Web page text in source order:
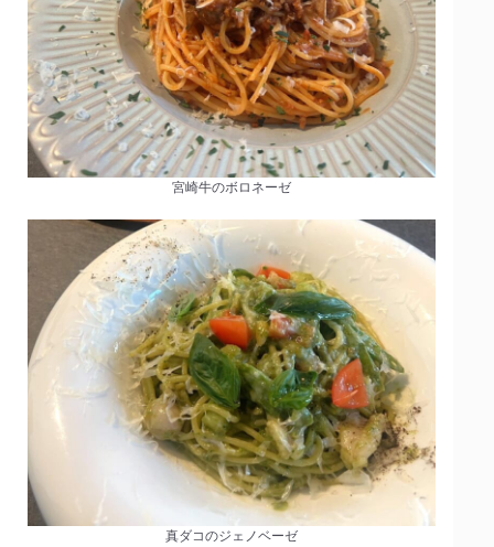
宮崎牛のボロネーゼ
真ダコのジェノベーゼ